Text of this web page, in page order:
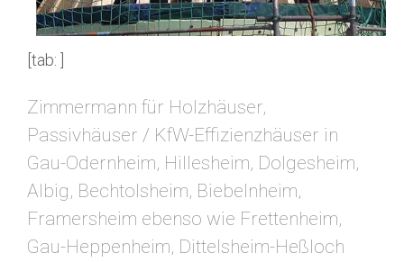
[tab: ]
Zimmermann für Holzhäuser,
Passivhäuser / KfW-Effizienzhäuser in
Gau-Odernheim, Hillesheim, Dolgesheim,
Albig, Bechtolsheim, Biebelnheim,
Framersheim ebenso wie Frettenheim,
Gau-Heppenheim, Dittelsheim-Heßloch